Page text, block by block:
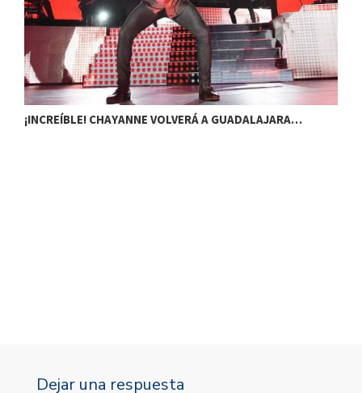
¡INCREÍBLE! CHAYANNE VOLVERÁ A GUADALAJARA…
Dejar una respuesta